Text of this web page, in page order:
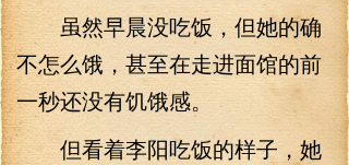
虽然早晨没吃饭，但她的确
不怎么饿，甚至在走进面馆的前
一秒还没有饥饿感。
但看着李阳吃饭的样子，她